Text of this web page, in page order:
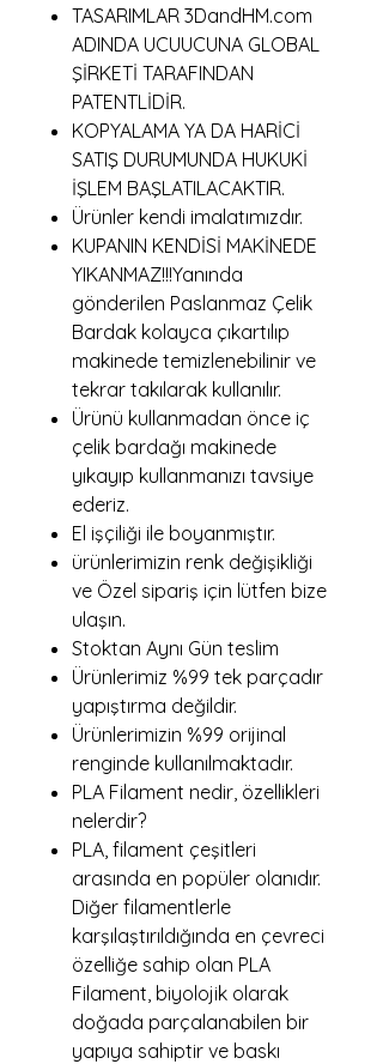
TASARIMLAR 3DandHM.com
ADINDA UCUUCUNA GLOBAL
ŞİRKETİ TARAFINDAN
PATENTLİDİR.
KOPYALAMA YA DA HARİCİ
SATIŞ DURUMUNDA HUKUKİ
İŞLEM BAŞLATILACAKTIR.
Ürünler kendi imalatımızdır.
KUPANIN KENDİSİ MAKİNEDE
YIKANMAZ!!!Yanında
gönderilen Paslanmaz Çelik
Bardak kolayca çıkartılıp
makinede temizlenebilinir ve
tekrar takılarak kullanılır.
Ürünü kullanmadan önce iç
çelik bardağı makinede
yıkayıp kullanmanızı tavsiye
ederiz.
El işçiliği ile boyanmıştır.
ürünlerimizin renk değişikliği
ve Özel sipariş için lütfen bize
ulaşın.
Stoktan Aynı Gün teslim
Ürünlerimiz %99 tek parçadır
yapıştırma değildir.
Ürünlerimizin %99 orijinal
renginde kullanılmaktadır.
PLA Filament nedir, özellikleri
nelerdir?
PLA, filament çeşitleri
arasında en popüler olanıdır.
Diğer filamentlerle
karşılaştırıldığında en çevreci
özelliğe sahip olan PLA
Filament, biyolojik olarak
doğada parçalanabilen bir
yapıya sahiptir ve baskı